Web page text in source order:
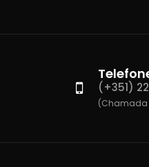
(+351)
(Chamada